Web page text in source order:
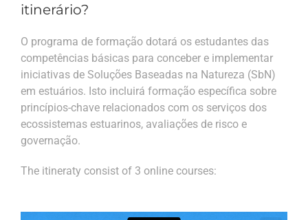
itinerário?
O programa de formação dotará os estudantes das
competências básicas para conceber e implementar
iniciativas de Soluções Baseadas na Natureza (SbN)
em estuários. Isto incluirá formação específica sobre
princípios-chave relacionados com os serviços dos
ecossistemas estuarinos, avaliações de risco e
governação.
The itineraty consist of 3 online courses: